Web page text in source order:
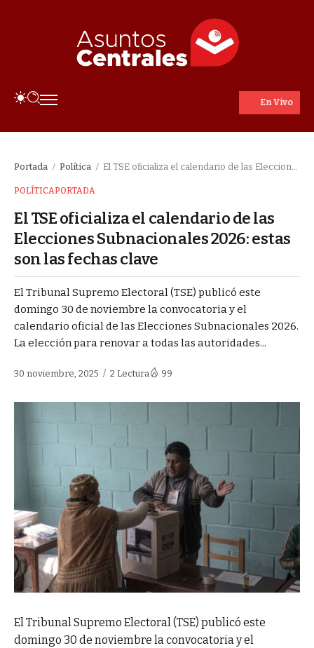
Portada / Política / El TSE oficializa el calendario de las Elecciones Subnacionales 2026: estas son las fechas clave
POLÍTICAPORTADA
El TSE oficializa el calendario de las
Elecciones Subnacionales 2026: estas
son las fechas clave
El Tribunal Supremo Electoral (TSE) publicó este
domingo 30 de noviembre la convocatoria y el
calendario oficial de las Elecciones Subnacionales 2026.
La elección para renovar a todas las autoridades...
30 noviembre, 2025 2 Lectura 99
El Tribunal Supremo Electoral (TSE) publicó este
domingo 30 de noviembre la convocatoria y el